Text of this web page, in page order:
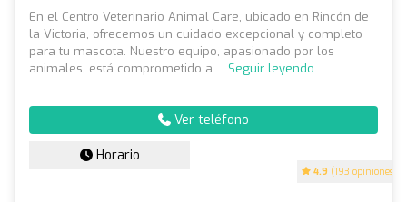
4.9 (193 opiniones)
En el Centro Veterinario Animal Care, ubicado en Rincón de
la Victoria, ofrecemos un cuidado excepcional y completo
para tu mascota. Nuestro equipo, apasionado por los
animales, está comprometido a ... Seguir leyendo
Ver teléfono
Horario